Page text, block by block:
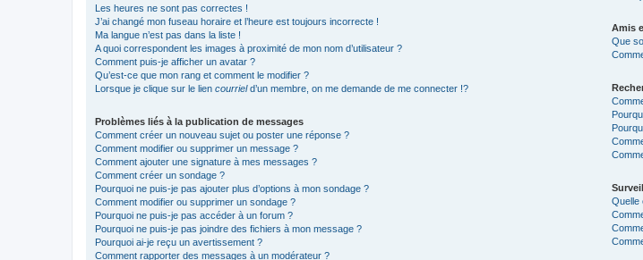
Les heures ne sont pas correctes !
J’ai changé mon fuseau horaire et l’heure est toujours incorrecte !
Ma langue n’est pas dans la liste !
A quoi correspondent les images à proximité de mon nom d’utilisateur ?
Comment puis-je afficher un avatar ?
Qu’est-ce que mon rang et comment le modifier ?
Lorsque je clique sur le lien courrield’un membre, on me demande de me connecter !?
Problèmes liés à la publication de messages
Comment créer un nouveau sujet ou poster une réponse ?
Comment modifier ou supprimer un message ?
Comment ajouter une signature à mes messages ?
Comment créer un sondage ?
Pourquoi ne puis-je pas ajouter plus d’options à mon sondage ?
Comment modifier ou supprimer un sondage ?
Pourquoi ne puis-je pas accéder à un forum ?
Pourquoi ne puis-je pas joindre des fichiers à mon message ?
Pourquoi ai-je reçu un avertissement ?
Comment rapporter des messages à un modérateur ?
Amis
Que
Quelle